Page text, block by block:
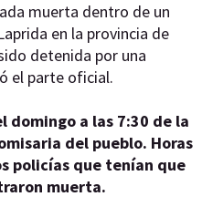
muerta dentro de un
en la provincia de
detenida por una
el parte oficial.
domingo a las 7:30 de la
del pueblo. Horas
policías que tenían que
muerta.